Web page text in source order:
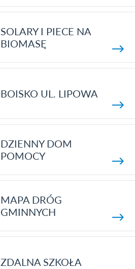
SOLARY I PIECE NA
BIOMASĘ
BOISKO UL. LIPOWA
DZIENNY DOM
POMOCY
MAPA DRÓG
GMINNYCH
ZDALNA SZKOŁA